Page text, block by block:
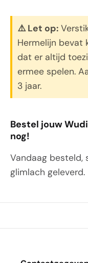
⚠️ Let op:
Hermelijn bevat
dat er altijd
ermee spelen.
3 jaar.
Bestel jouw
nog!
Vandaag besteld,
glimlach geleverd.